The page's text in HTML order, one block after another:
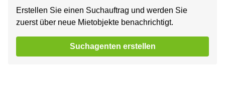
Erstellen Sie einen Suchauftrag und werden Sie
zuerst über neue Mietobjekte benachrichtigt.
Suchagenten erstellen